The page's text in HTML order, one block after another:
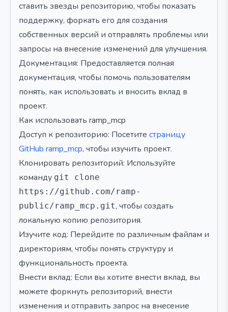
ставить звезды репозиторию, чтобы показать
поддержку, форкать его для создания
собственных версий и отправлять проблемы или
запросы на внесение изменений для улучшения.
Документация: Предоставляется полная
документация, чтобы помочь пользователям
понять, как использовать и вносить вклад в
проект.
Как использовать ramp_mcp
Доступ к репозиторию: Посетите страницу
GitHub ramp_mcp, чтобы изучить проект.
Клонировать репозиторий: Используйте
команду git clone
https://github.com/ramp-
public/ramp_mcp.git, чтобы создать
локальную копию репозитория.
Изучите код: Перейдите по различным файлам и
директориям, чтобы понять структуру и
функциональность проекта.
Внести вклад: Если вы хотите внести вклад, вы
можете форкнуть репозиторий, внести
изменения и отправить запрос на внесение